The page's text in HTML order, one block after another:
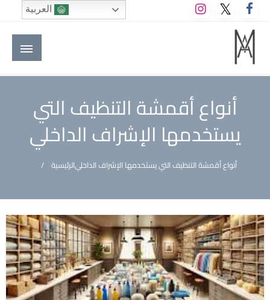
التخطي
إلى
المحتوى
M A hotels | إم ايه هوتيلز
الموقع الأول للعاملين في الفنادق في العالم العربي
أنواع أقمشة التنظيف التي
يستخدمها الإشراف الداخلي
الرئيسيةأنواع أقمشة التنظيف التي يستخدمها الإشراف الداخلي
العربية